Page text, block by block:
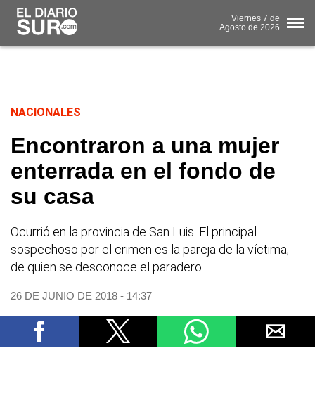
Viernes 7 de
Agosto de 2026
NACIONALES
Encontraron a una mujer
enterrada en el fondo de
su casa
Ocurrió en la provincia de San Luis. El principal
sospechoso por el crimen es la pareja de la víctima,
de quien se desconoce el paradero.
26 DE JUNIO DE 2018 - 14:37